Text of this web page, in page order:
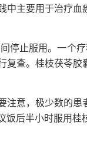
主要用于治疗血
止服用。一个
查。桂枝茯苓
意，极少数的
后半小时服用桂